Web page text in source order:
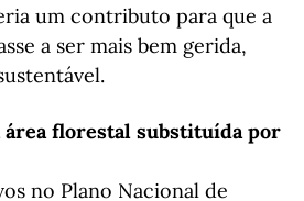
um contributo para que a
a ser mais bem gerida,
área florestal substituída por
no Plano Nacional de